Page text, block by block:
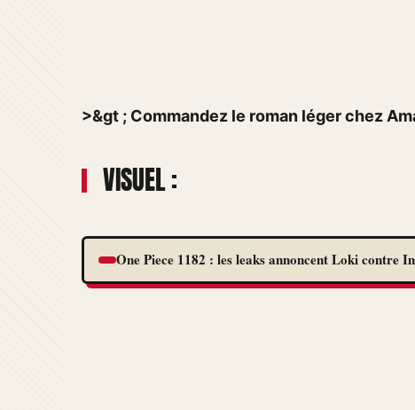
>&gt ; Commandez le roman léger chez
VISUEL :
One Piece 1182 : les leaks annoncent Loki contre